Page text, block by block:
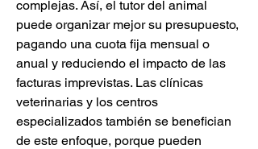
complejas. Así, el tutor del animal
puede organizar mejor su presupuesto,
pagando una cuota fija mensual o
anual y reduciendo el impacto de las
facturas imprevistas. Las clínicas
veterinarias y los centros
especializados también se benefician
de este enfoque, porque pueden